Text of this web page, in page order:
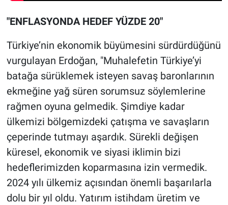
"ENFLASYONDA HEDEF YÜZDE 20"
Türkiye’nin ekonomik büyümesini sürdürdüğünü
vurgulayan Erdoğan, "Muhalefetin Türkiye’yi
batağa sürüklemek isteyen savaş baronlarının
ekmeğine yağ süren sorumsuz söylemlerine
rağmen oyuna gelmedik. Şimdiye kadar
ülkemizi bölgemizdeki çatışma ve savaşların
çeperinde tutmayı aşardık. Sürekli değişen
küresel, ekonomik ve siyasi iklimin bizi
hedeflerimizden koparmasına izin vermedik.
2024 yılı ülkemiz açısından önemli başarılarla
dolu bir yıl oldu. Yatırım istihdam üretim ve